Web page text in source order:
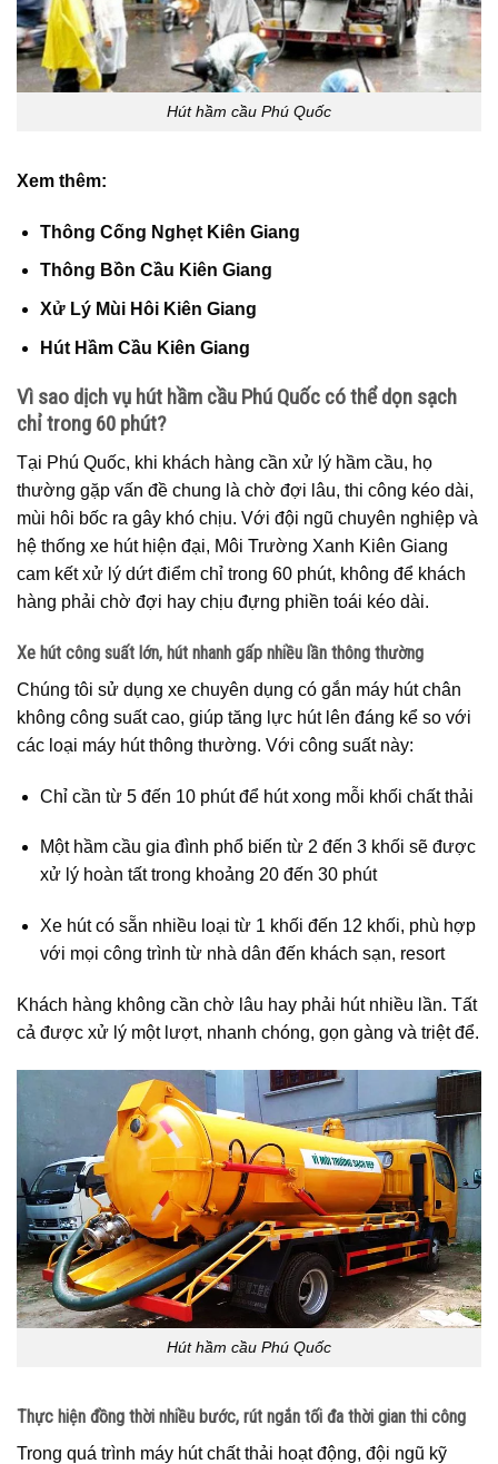
Hút hầm cầu Phú Quốc
Xem thêm:
Thông Cống Nghẹt Kiên Giang
Thông Bồn Cầu Kiên Giang
Xử Lý Mùi Hôi Kiên Giang
Hút Hầm Cầu Kiên Giang
Vì sao dịch vụ hút hầm cầu Phú Quốc có thể dọn sạch
chỉ trong 60 phút?
Tại Phú Quốc, khi khách hàng cần xử lý hầm cầu, họ
thường gặp vấn đề chung là chờ đợi lâu, thi công kéo dài,
mùi hôi bốc ra gây khó chịu. Với đội ngũ chuyên nghiệp và
hệ thống xe hút hiện đại, Môi Trường Xanh Kiên Giang
cam kết xử lý dứt điểm chỉ trong 60 phút, không để khách
hàng phải chờ đợi hay chịu đựng phiền toái kéo dài.
Xe hút công suất lớn, hút nhanh gấp nhiều lần thông thường
Chúng tôi sử dụng xe chuyên dụng có gắn máy hút chân
không công suất cao, giúp tăng lực hút lên đáng kể so với
các loại máy hút thông thường. Với công suất này:
Chỉ cần từ 5 đến 10 phút để hút xong mỗi khối chất thải
Một hầm cầu gia đình phổ biến từ 2 đến 3 khối sẽ được
xử lý hoàn tất trong khoảng 20 đến 30 phút
Xe hút có sẵn nhiều loại từ 1 khối đến 12 khối, phù hợp
với mọi công trình từ nhà dân đến khách sạn, resort
Khách hàng không cần chờ lâu hay phải hút nhiều lần. Tất
cả được xử lý một lượt, nhanh chóng, gọn gàng và triệt để.
Hút hầm cầu Phú Quốc
Thực hiện đồng thời nhiều bước, rút ngắn tối đa thời gian thi công
Trong quá trình máy hút chất thải hoạt động, đội ngũ kỹ